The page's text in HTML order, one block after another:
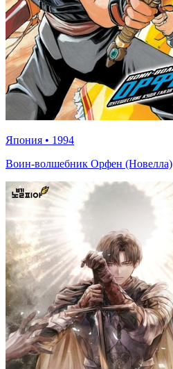
Япония • 1994
Воин-волшебник Орфен (Новелла)